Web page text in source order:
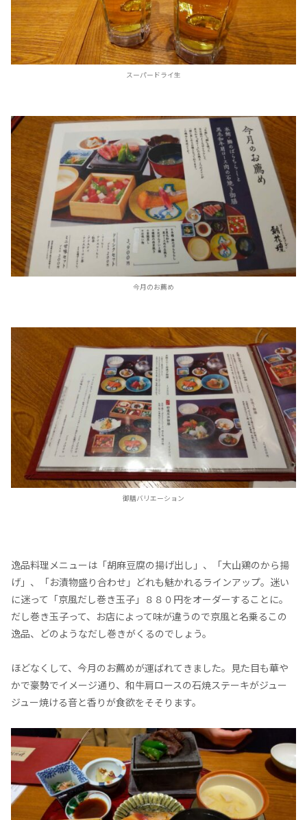
スーパードライ生
今月のお薦め
御膳バリエーション
逸品料理メニューは「胡麻豆腐の揚げ出し」、「大山鶏のから揚
げ」、「お漬物盛り合わせ」どれも魅かれるラインアップ。迷い
に迷って「京風だし巻き玉子」８８０円をオーダーすることに。
だし巻き玉子って、お店によって味が違うので京風と名乗るこの
逸品、どのようなだし巻きがくるのでしょう。
ほどなくして、今月のお薦めが運ばれてきました。見た目も華や
かで豪勢でイメージ通り、和牛肩ロースの石焼ステーキがジュー
ジュー焼ける音と香りが食欲をそそります。